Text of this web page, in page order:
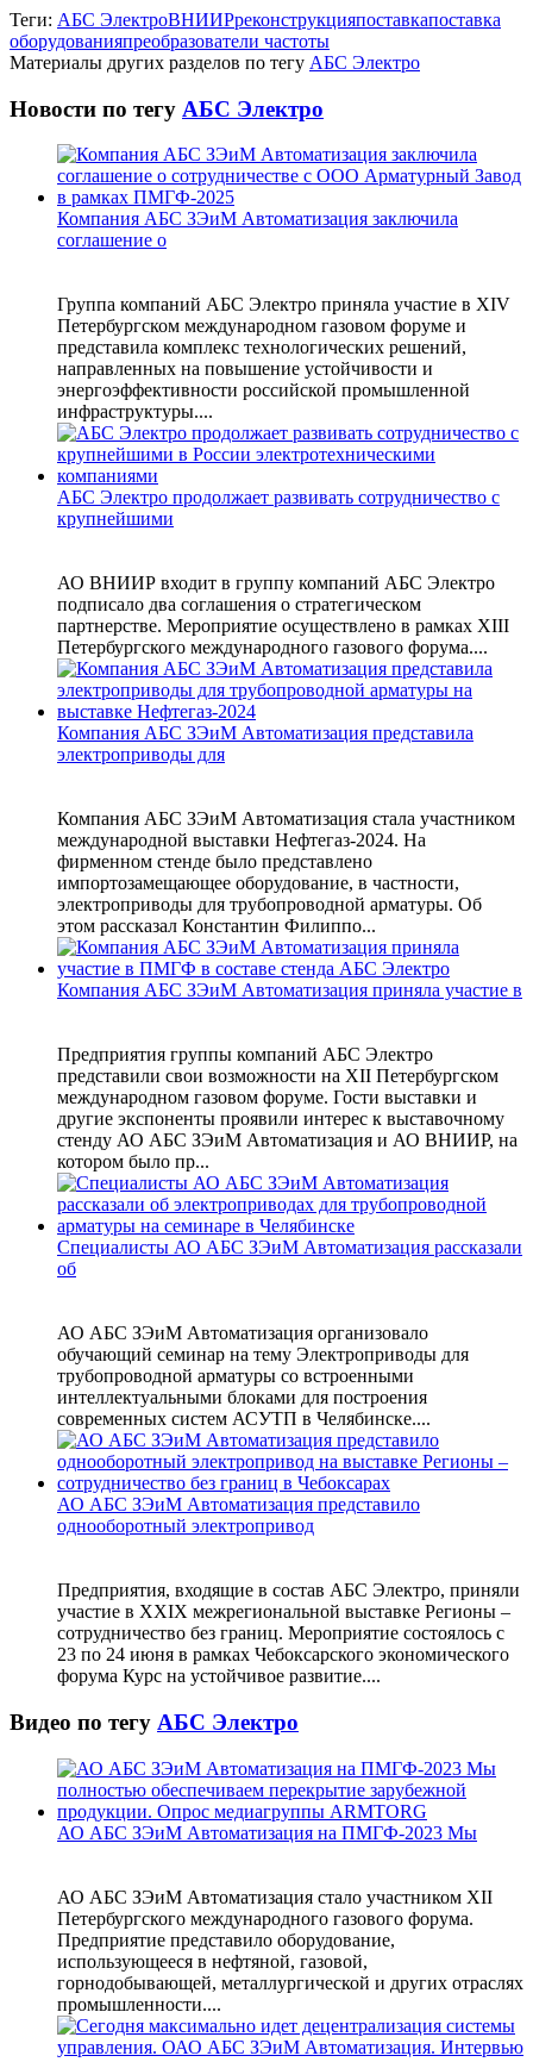
Теги: АБС ЭлектроВНИИРреконструкцияпоставкапоставка
оборудованияпреобразователи частоты
Материалы других разделов по тегу АБС Электро
Новости по тегу АБС Электро
Компания АБС ЗЭиМ Автоматизация заключила
соглашение о
Группа компаний АБС Электро приняла участие в XIV
Петербургском международном газовом форуме и
представила комплекс технологических решений,
направленных на повышение устойчивости и
энергоэффективности российской промышленной
инфраструктуры....
АБС Электро продолжает развивать сотрудничество с
крупнейшими
АО ВНИИР входит в группу компаний АБС Электро
подписало два соглашения о стратегическом
партнерстве. Мероприятие осуществлено в рамках XIII
Петербургского международного газового форума....
Компания АБС ЗЭиМ Автоматизация представила
электроприводы для
Компания АБС ЗЭиМ Автоматизация стала участником
международной выставки Нефтегаз-2024. На
фирменном стенде было представлено
импортозамещающее оборудование, в частности,
электроприводы для трубопроводной арматуры. Об
этом рассказал Константин Филиппо...
Компания АБС ЗЭиМ Автоматизация приняла участие в
Предприятия группы компаний АБС Электро
представили свои возможности на XII Петербургском
международном газовом форуме. Гости выставки и
другие экспоненты проявили интерес к выставочному
стенду АО АБС ЗЭиМ Автоматизация и АО ВНИИР, на
котором было пр...
Специалисты АО АБС ЗЭиМ Автоматизация рассказали
об
АО АБС ЗЭиМ Автоматизация организовало
обучающий семинар на тему Электроприводы для
трубопроводной арматуры со встроенными
интеллектуальными блоками для построения
современных систем АСУТП в Челябинске....
АО АБС ЗЭиМ Автоматизация представило
однооборотный электропривод
Предприятия, входящие в состав АБС Электро, приняли
участие в XXIX межрегиональной выставке Регионы –
сотрудничество без границ. Мероприятие состоялось с
23 по 24 июня в рамках Чебоксарского экономического
форума Курс на устойчивое развитие....
Видео по тегу АБС Электро
АО АБС ЗЭиМ Автоматизация на ПМГФ-2023 Мы
АО АБС ЗЭиМ Автоматизация стало участником XII
Петербургского международного газового форума.
Предприятие представило оборудование,
использующееся в нефтяной, газовой,
горнодобывающей, металлургической и других отраслях
промышленности....